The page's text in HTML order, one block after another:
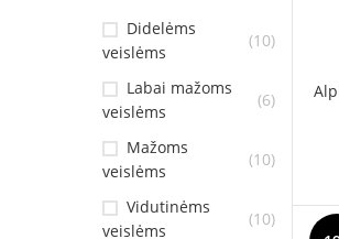
Didelėms
veislėms
(10)
Labai mažoms
veislėms
(6)
Mažoms
veislėms
(10)
Vidutinėms
veislėms
(10)